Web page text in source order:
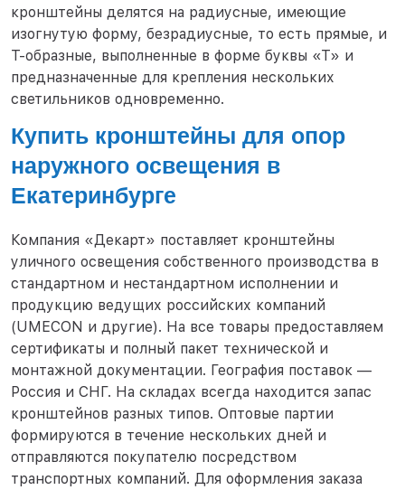
кронштейны делятся на радиусные, имеющие
изогнутую форму, безрадиусные, то есть прямые, и
Т-образные, выполненные в форме буквы «Т» и
предназначенные для крепления нескольких
светильников одновременно.
Купить кронштейны для опор
наружного освещения в
Екатеринбурге
Компания «Декарт» поставляет кронштейны
уличного освещения собственного производства в
стандартном и нестандартном исполнении и
продукцию ведущих российских компаний
(UMECON и другие). На все товары предоставляем
сертификаты и полный пакет технической и
монтажной документации. География поставок —
Россия и СНГ. На складах всегда находится запас
кронштейнов разных типов. Оптовые партии
формируются в течение нескольких дней и
отправляются покупателю посредством
транспортных компаний. Для оформления заказа